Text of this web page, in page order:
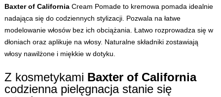
Baxter of CaliforniaCream Pomade to kremowa pomada idealnie
nadająca się do codziennych stylizacji. Pozwala na łatwe
modelowanie włosów bez ich obciążania. Łatwo rozprowadza się w
dłoniach oraz aplikuje na włosy. Naturalne składniki zostawiają
włosy nawilżone i miękkie w dotyku.
Z kosmetykami Baxter of California
codzienna pielęgnacja stanie się